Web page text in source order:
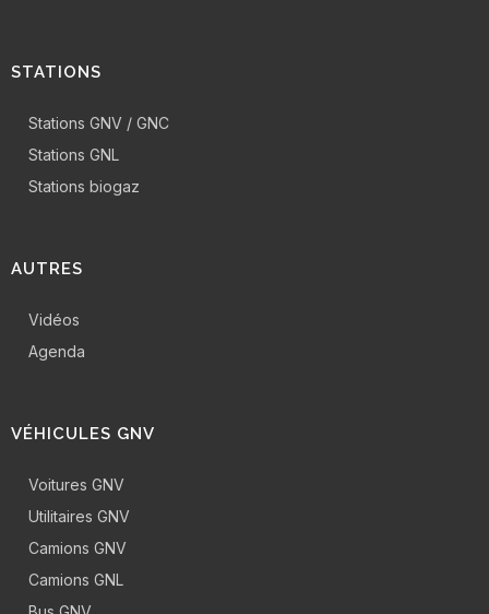
STATIONS
Stations GNV / GNC
Stations GNL
Stations biogaz
AUTRES
Vidéos
Agenda
VÉHICULES GNV
Voitures GNV
Utilitaires GNV
Camions GNV
Camions GNL